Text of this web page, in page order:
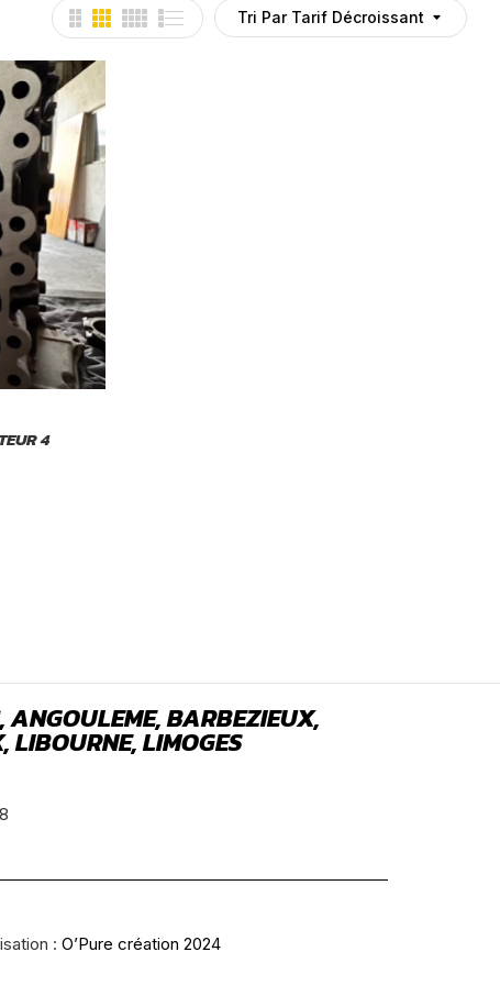
Tri Par Tarif Décroissant
4
BARBEZIEUX,
LIBOURNE, LIMOGES
: O’Pure création 2024